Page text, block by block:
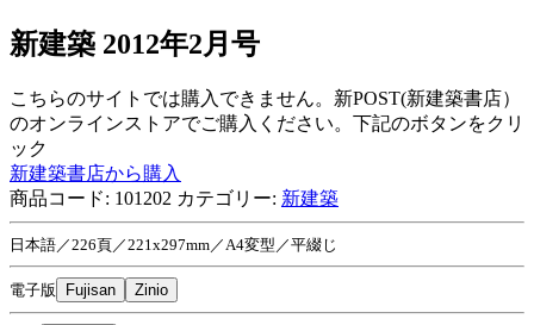
新建築 2012年2月号
こちらのサイトでは購入できません。新POST(新建築書店）
のオンラインストアでご購入ください。下記のボタンをクリ
ック
新建築書店から購入
商品コード: 101202 カテゴリー: 新建築
日本語／226頁／221x297mm／A4変型／平綴じ
電子版 Fujisan Zinio